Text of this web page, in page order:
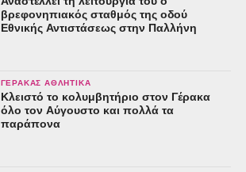
βρεφονηπιακός σταθμός της οδού
Εθνικής Αντιστάσεως στην Παλλήνη
ΓΈΡΑΚΑΣ ΑΘΛΗΤΙΚΆ
Κλειστό το κολυμβητήριο στον Γέρακα
όλο τον Αύγουστο και πολλά τα
παράπονα